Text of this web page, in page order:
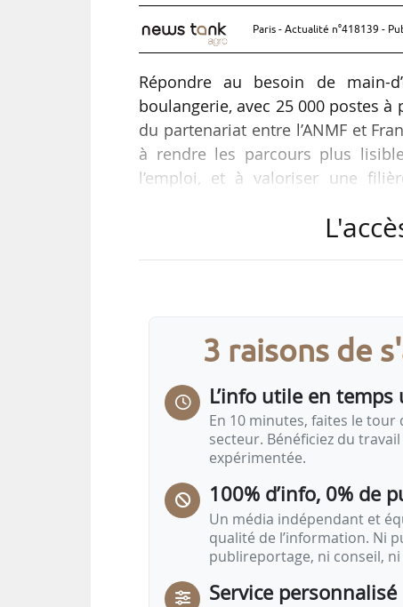
Paris - Actualité n°418139 -
Répondre au besoin de
boulangerie, avec 25 000 postes
du partenariat entre l’ANMF et
à rendre les parcours plus
l’emploi, et à valoriser une
• une visibilité des opportunités
• une mise en avant des offres…
3 raisons de
L’info utile en temps
En 10 minutes, faites le tour
secteur. Bénéficiez du travail
expérimentée.
100% d’info, 0% de
Un média indépendant et
qualité de l’information. Ni
publireportage, ni conseil,
Service personnalisé